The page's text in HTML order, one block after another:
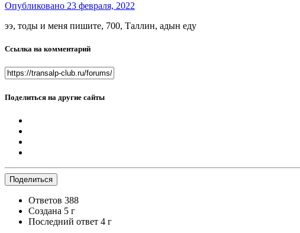
Опубликовано 23 февраля, 2022
ээ, тоды и меня пишите, 700, Таллин, адын еду
Ссылка на комментарий
Поделиться на другие сайты
Поделиться
Ответов 388
Создана 5 г
Последний ответ 4 г